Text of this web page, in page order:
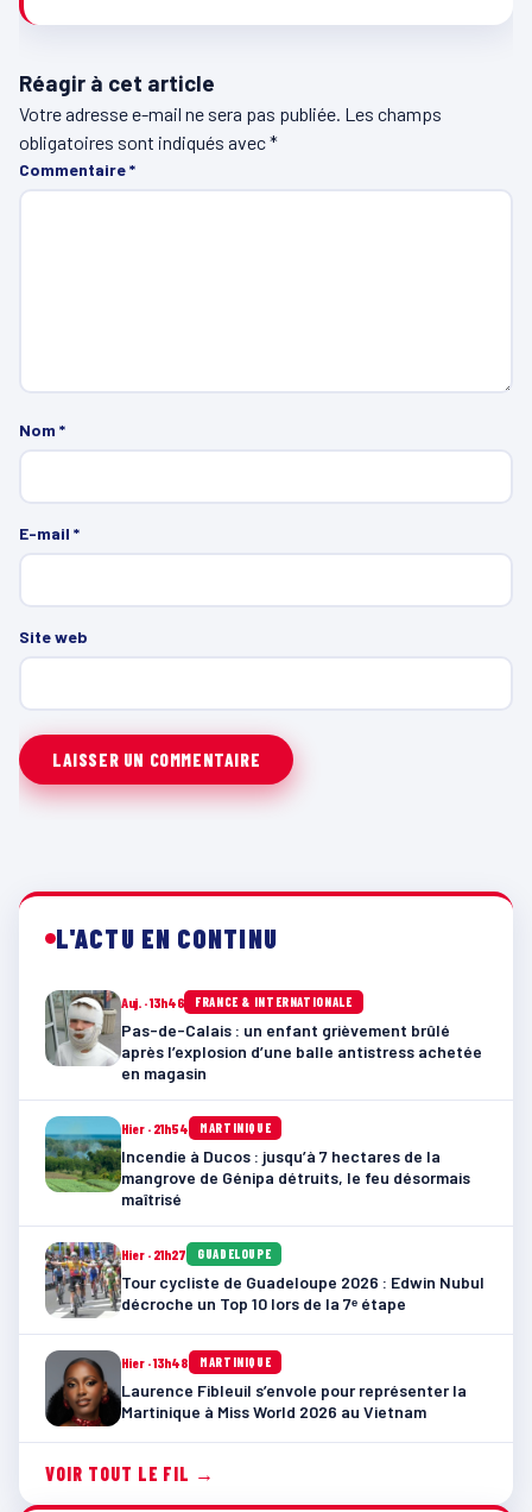
Réagir à cet article
Votre adresse e-mail ne sera pas publiée. Les champs
obligatoires sont indiqués avec*
Commentaire*
Nom *
E-mail *
Site web
L'ACTU EN CONTINU
Auj. · 13h46 FRANCE & INTERNATIONALE
Pas-de-Calais : un enfant grièvement brûlé
après l’explosion d’une balle antistress achetée
en magasin
Hier · 21h54 MARTINIQUE
Incendie à Ducos : jusqu’à 7 hectares de la
mangrove de Génipa détruits, le feu désormais
maîtrisé
Hier · 21h27 GUADELOUPE
Tour cycliste de Guadeloupe 2026 : Edwin Nubul
décroche un Top 10 lors de la 7ᵉ étape
Hier · 13h48 MARTINIQUE
Laurence Fibleuil s’envole pour représenter la
Martinique à Miss World 2026 au Vietnam
VOIR TOUT LE FIL →